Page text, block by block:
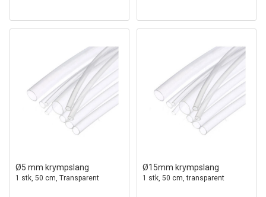
Ø5 mm krympslang
1 stk, 50 cm, Transparent
Ø15mm krympslang
1 stk, 50 cm, transparent